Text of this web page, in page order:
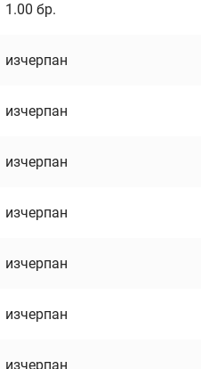
1.00 бр.
изчерпан
изчерпан
изчерпан
изчерпан
изчерпан
изчерпан
изчерпан